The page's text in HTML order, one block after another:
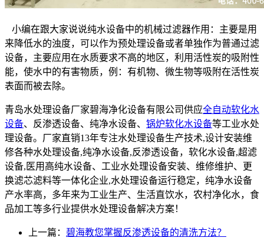
小编在跟大家说说纯水设备中的机械过滤器作用：主要是用
来降低水的浊度，可以作为预处理设备或者单独作为普通过滤
设备，主要应用在水质要求不高的地区，利用活性炭的吸附性
能，使水中的有害物质，例：有机物、微生物等吸附在活性炭
表面而被去除。
青岛水处理设备厂家碧海净化设备有限公司供应全自动软化水
设备、反渗透设备、纯净水设备、 锅炉软化水设备等工业水处
理设备。厂家直销13年专注水处理设备生产技术,设计安装维
修各种水处理设备,纯净水设备,反渗透设备，软化水设备,超滤
设备,医用高纯水设备、工业水处理设备安装、维修维护、更
换滤芯滤料等一体化企业,水处理设备运行稳定，纯净水设备
产水率高，多年来为工业生产、生活直饮水，农村净化水，食
品加工等多行业提供水处理设备解决方案！
上一篇： 碧海教您掌握反渗透设备的清洗方法？